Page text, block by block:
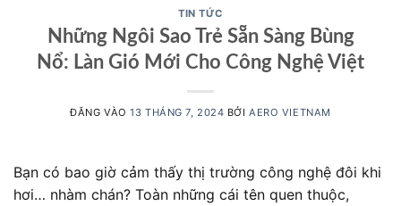
TIN TỨC
Những Ngôi Sao Trẻ Sẵn Sàng Bùng
Nổ: Làn Gió Mới Cho Công Nghệ Việt
ĐĂNG VÀO13 THÁNG 7, 2024 BỞIAERO VIETNAM
Bạn có bao giờ cảm thấy thị trường công nghệ đôi khi
hơi… nhàm chán? Toàn những cái tên quen thuộc,